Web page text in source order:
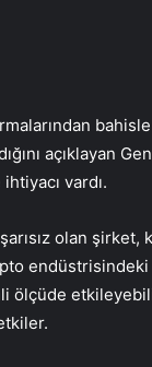
açıklayan
vardı.
olan şirket,